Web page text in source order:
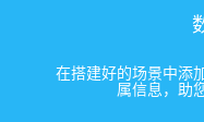
在搭建好的场景中添
属信息，助